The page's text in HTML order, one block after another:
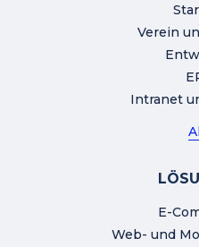
Verein
Intranet
E-
Web- und